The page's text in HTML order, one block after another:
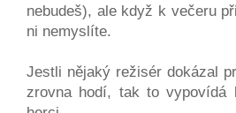
nebudeš), ale když k večeru
ni nemyslíte.
Jestli nějaký režisér dokázal
zrovna hodí, tak to vypovídá